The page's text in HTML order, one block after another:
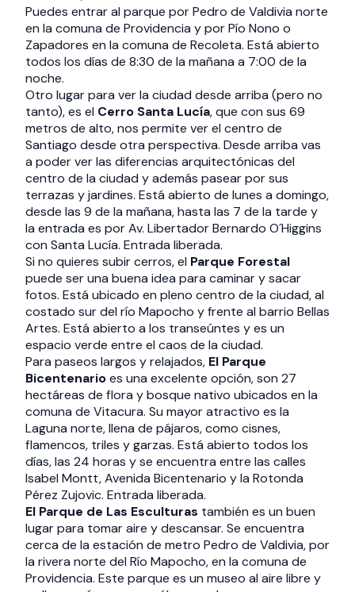
Puedes entrar al parque por Pedro de Valdivia norte
en la comuna de Providencia y por Pío Nono o
Zapadores en la comuna de Recoleta. Está abierto
todos los días de 8:30 de la mañana a 7:00 de la
noche.
Otro lugar para ver la ciudad desde arriba (pero no
tanto), es el Cerro Santa Lucía, que con sus 69
metros de alto, nos permite ver el centro de
Santiago desde otra perspectiva. Desde arriba vas
a poder ver las diferencias arquitectónicas del
centro de la ciudad y además pasear por sus
terrazas y jardines. Está abierto de lunes a domingo,
desde las 9 de la mañana, hasta las 7 de la tarde y
la entrada es por Av. Libertador Bernardo O´Higgins
con Santa Lucía. Entrada liberada.
Si no quieres subir cerros, el Parque Forestal
puede ser una buena idea para caminar y sacar
fotos. Está ubicado en pleno centro de la ciudad, al
costado sur del río Mapocho y frente al barrio Bellas
Artes. Está abierto a los transeúntes y es un
espacio verde entre el caos de la ciudad.
Para paseos largos y relajados, El Parque
Bicentenarioes una excelente opción, son 27
hectáreas de flora y bosque nativo ubicados en la
comuna de Vitacura. Su mayor atractivo es la
Laguna norte, llena de pájaros, como cisnes,
flamencos, triles y garzas. Está abierto todos los
días, las 24 horas y se encuentra entre las calles
Isabel Montt, Avenida Bicentenario y la Rotonda
Pérez Zujovic. Entrada liberada.
El Parque de Las Esculturas también es un buen
lugar para tomar aire y descansar. Se encuentra
cerca de la estación de metro Pedro de Valdivia, por
la rivera norte del Río Mapocho, en la comuna de
Providencia. Este parque es un museo al aire libre y